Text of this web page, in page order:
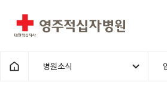
영주적십자병원
홈으로
병원소식